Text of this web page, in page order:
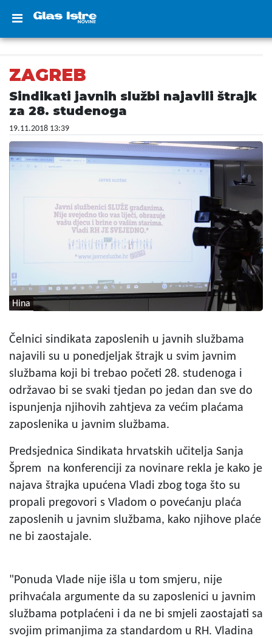
ZAGREB
Sindikati javnih službi najavili štrajk
za 28. studenoga
19.11.2018 13:39
Hina
Čelnici sindikata zaposlenih u javnih službama
najavili su u ponedjeljak štrajk u svim javnim
službama koji bi trebao početi 28. studenoga i
održavao bi se svaki tjedan po jedan dan sve do
ispunjenja njihovih zahtjeva za većim plaćama
zaposlenika u javnim službama.
Predsjednica Sindikata hrvatskih učitelja Sanja
Šprem na konferenciji za novinare rekla je kako je
najava štrajka upućena Vladi zbog toga što su
propali pregovori s Vladom o povećanju plaća
zaposlenih u javnim službama, kako njihove plaće
ne bi zaostajale.
"Ponuda Vlade nije išla u tom smjeru, nije
prihvaćala argumente da su zaposlenici u javnim
službama potplaćeni i da ne bi smjeli zaostajati sa
svojim primanjima za standardom u RH. Vladina